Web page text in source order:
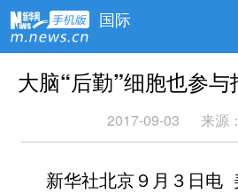
国际
大脑“后勤”细胞也参
2017-09-03 来源：
新华社北京９月３日电